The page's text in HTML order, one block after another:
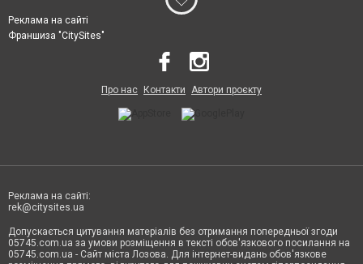
Реклама на сайті
Франшиза "CitySites"
Про нас Контакти Автори проєкту
Реклама на сайті:
rek@citysites.ua
Допускається цитування матеріалів без отримання попередньої згоди
05745.com.ua за умови розміщення в тексті обов'язкового посилання на
05745.com.ua - Сайт міста Лозова. Для інтернет-видань обов'язкове